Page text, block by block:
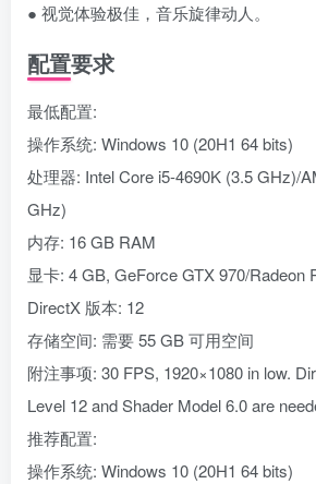
● 视觉体验极佳，音乐旋律动人。
配置要求
最低配置:
操作系统: Windows 10 (20H1 64 bits)
处理器: Intel Core i5-4690K (3.5 GHz)/
GHz)
内存: 16 GB RAM
显卡: 4 GB, GeForce GTX 970/Radeon
DirectX 版本: 12
存储空间: 需要 55 GB 可用空间
附注事项: 30 FPS, 1920×1080 in low.
Level 12 and Shader Model 6.0 are
推荐配置:
操作系统: Windows 10 (20H1 64 bits)